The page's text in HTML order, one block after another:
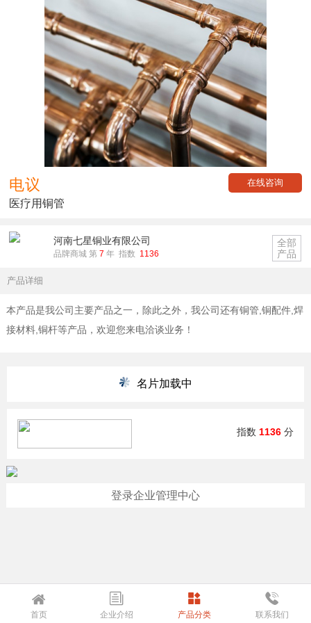
电议 在线咨询
医疗用铜管
河南七星铜业有限公司
品牌商城 第 7 年 指数 1136
全部
产品
产品详细
本产品是我公司主要产品之一，除此之外，我公司还有铜管,铜配件,焊
接材料,铜杆等产品，欢迎您来电洽谈业务！
名片加载中
指数 1136 分
登录企业管理中心
首页 企业介绍 产品分类 联系我们